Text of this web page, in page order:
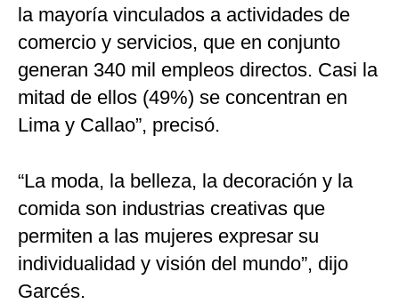
la mayoría vinculados a actividades de
comercio y servicios, que en conjunto
generan 340 mil empleos directos. Casi la
mitad de ellos (49%) se concentran en
Lima y Callao”, precisó.
“La moda, la belleza, la decoración y la
comida son industrias creativas que
permiten a las mujeres expresar su
individualidad y visión del mundo”, dijo
Garcés.